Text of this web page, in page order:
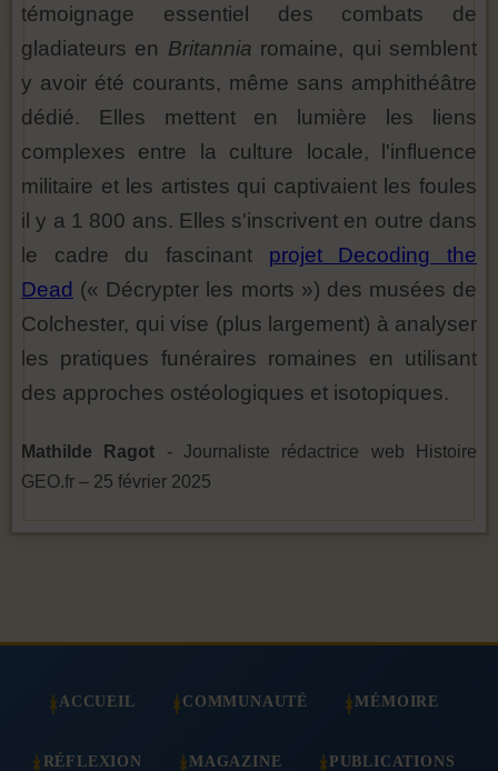
témoignage essentiel des combats de
gladiateurs en Britannia romaine, qui semblent
y avoir été courants, même sans amphithéâtre
dédié. Elles mettent en lumière les liens
complexes entre la culture locale, l'influence
militaire et les artistes qui captivaient les foules
il y a 1 800 ans. Elles s'inscrivent en outre dans
le cadre du fascinant projet Decoding the
Dead (« Décrypter les morts ») des musées de
Colchester, qui vise (plus largement) à analyser
les pratiques funéraires romaines en utilisant
des approches ostéologiques et isotopiques.
Mathilde Ragot - Journaliste rédactrice web Histoire
GEO.fr – 25 février 2025
ACCUEIL COMMUNAUTÉ MÉMOIRE
RÉFLEXION MAGAZINE PUBLICATIONS